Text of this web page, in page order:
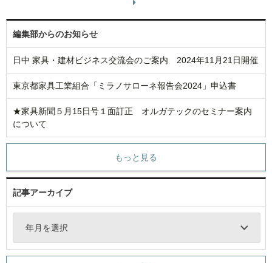
編集部からのお知らせ
日中 家具・建材ビジネス交流会のご案内 2024年11月21日開催
東京都家具工業組合「ミラノサローネ報告会2024」申込書
★家具新聞５月15日号１面訂正 オルガテックのセミナー案内
について
もっと見る
記事アーカイブ
年月を選択